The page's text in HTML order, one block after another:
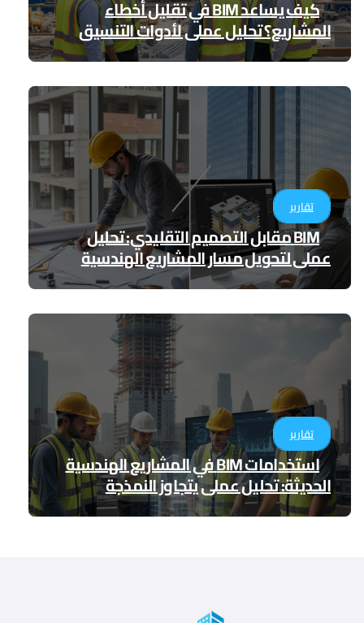
كيف يساعد BIM في تقليل أخطاء
المشاريع؟ تحليل عملي لأدوات التنسيق
الرقمي
تقارير
BIM مقابل التصميم التقليدي: تحليل
عملي لتحويل مسار المشاريع الهندسية
تقارير
استخدامات BIM في المشاريع الهندسية
الحديثة: تحليل عملي يتجاوز النمذجة